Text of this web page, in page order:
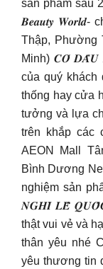
sản phẩm sau
𝑩𝒆𝒂𝒖𝒕𝒚 𝑾𝒐𝒓𝒍𝒅-
Thập, Phường
Minh) 𝑪𝑶́ 𝑫𝑨̂́𝑼
của quý khách
thống hay cửa
tưởng và lựa
trên khắp các
AEON Mall
Bình Dương
nghiệm sản
𝑵𝑮𝑯𝑰̉ 𝑳𝑬̂̃
thật vui vẻ và
thân yêu nhé
yêu thương tin